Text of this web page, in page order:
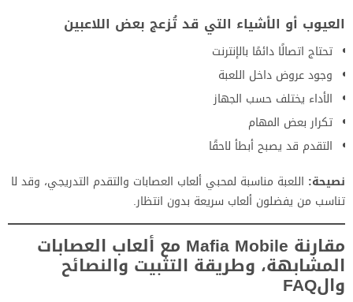
العيوب أو الأشياء التي قد تُزعج بعض اللاعبين
تحتاج اتصالًا دائمًا بالإنترنت
وجود عروض داخل اللعبة
الأداء يختلف حسب الجهاز
تكرار بعض المهام
التقدم قد يصبح أبطأ لاحقًا
نصيحة: اللعبة مناسبة لمحبي ألعاب العصابات والتقدم التدريجي، وقد لا
تناسب من يفضلون ألعاب سريعة بدون انتظار.
مقارنة Mafia Mobile مع ألعاب العصابات
المشابهة، وطريقة التثبيت والنصائح
والFAQ